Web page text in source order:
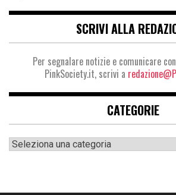
SCRIVI ALLA
Per segnalare notizie e comunicare
PinkSociety.it, scrivi a
CATEGORIE
Categorie